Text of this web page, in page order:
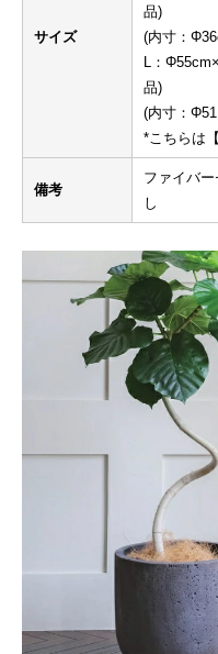
サイズ
品)
(内寸：
L：
品)
(内寸：
*こちらは
備考
ファイバ
し